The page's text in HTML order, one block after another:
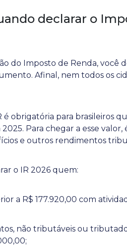
declarar o
do Imposto de Renda, você
Afinal, nem todos os
é obrigatória para brasileiros
Para chegar a esse valor,
e outros rendimentos
o IR 2026 quem:
a R$ 177.920,00 com
não tributáveis ou